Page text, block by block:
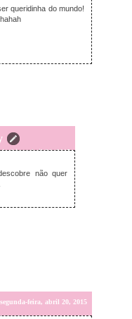
queridinha do mundo!
feira, abril 20, 2015
não quer
segunda-feira, abril 20, 2015